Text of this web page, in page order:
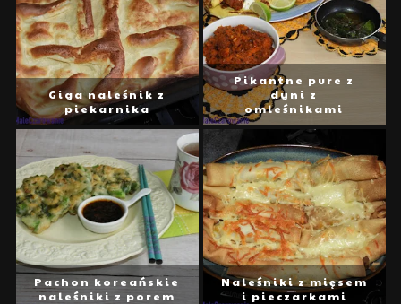
Giga naleśnik z
piekarnika
Pikantne pure z
dyni z
omleśnikami
Pachon koreańskie
naleśniki z porem
Naleśniki z mięsem
i pieczarkami